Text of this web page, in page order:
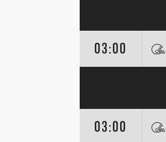
03:00
03:00